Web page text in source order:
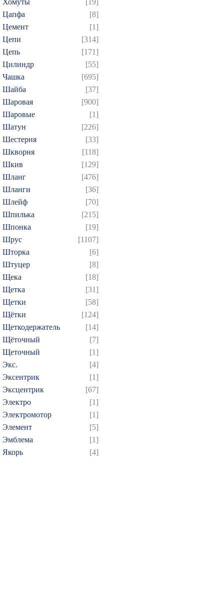
Хомуты
[19]
Цапфа
[8]
Цемент
[1]
Цепи
[314]
Цепь
[171]
Цилиндр
[55]
Чашка
[695]
Шайба
[37]
Шаровая
[900]
Шаровые
[1]
Шатун
[226]
Шестерня
[33]
Шкворня
[118]
Шкив
[129]
Шланг
[476]
Шланги
[36]
Шлейф
[70]
Шпилька
[215]
Шпонка
[19]
Шрус
[1107]
Шторка
[6]
Штуцер
[8]
Щека
[18]
Щетка
[31]
Щетки
[58]
Щётки
[124]
Щеткодержатель
[14]
Щёточный
[7]
Щеточный
[1]
Экс.
[4]
Эксентрик
[1]
Эксцентрик
[67]
Электро
[1]
Электромотор
[1]
Элемент
[5]
Эмблема
[1]
Якорь
[4]